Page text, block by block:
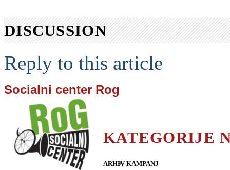
DISCUSSION
Reply to this article
Socialni center Rog
KATEGORIJE
ARHIV KAMPANJ